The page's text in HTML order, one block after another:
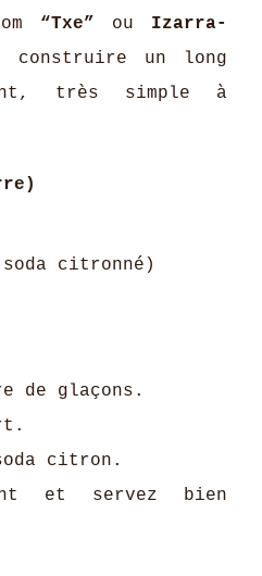
“Txe” ou Izarra-
construire un long
très simple à
citronné)
de glaçons.
citron.
et servez bien